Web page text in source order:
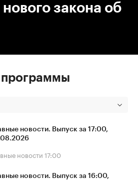
закона об
программы
новости. Выпуск за 17:00,
новости17:00
новости. Выпуск за 16:00,